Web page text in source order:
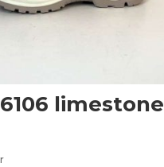
limestone